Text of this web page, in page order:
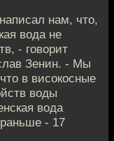
нам, что,
вода не
- говорит
Зенин. - Мы
в високосные
воды
вода
- 17